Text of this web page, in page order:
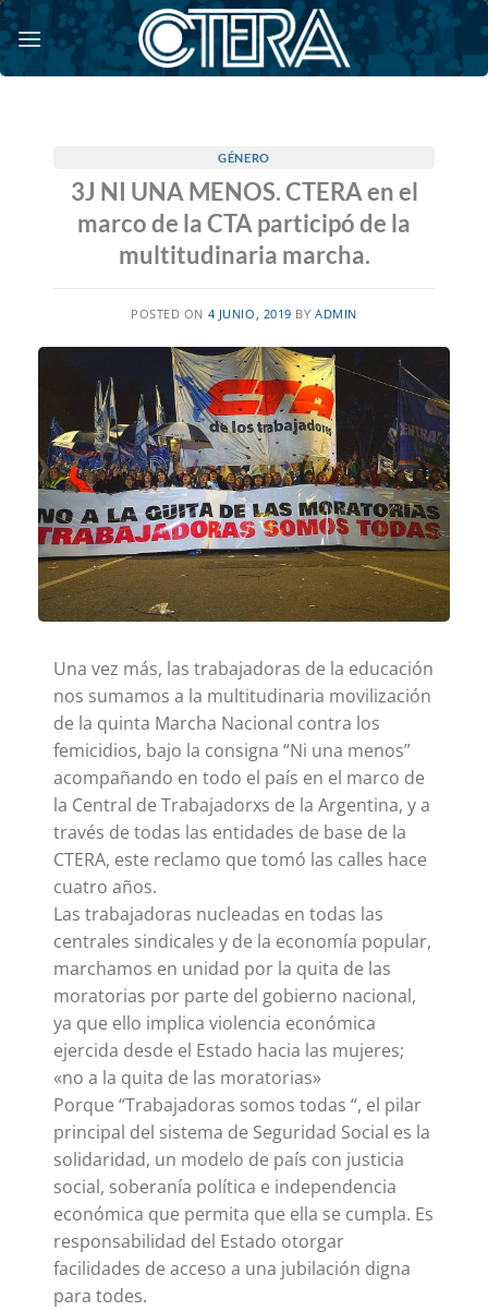
Saltar
al
contenido
GÉNERO
3J NI UNA MENOS. CTERA en el
marco de la CTA participó de la
multitudinaria marcha.
POSTED ON 4 JUNIO, 2019 BYADMIN
Una vez más, las trabajadoras de la educación
nos sumamos a la multitudinaria movilización
de la quinta Marcha Nacional contra los
femicidios, bajo la consigna “Ni una menos”
acompañando en todo el país en el marco de
la Central de Trabajadorxs de la Argentina, y a
través de todas las entidades de base de la
CTERA, este reclamo que tomó las calles hace
cuatro años.
Las trabajadoras nucleadas en todas las
centrales sindicales y de la economía popular,
marchamos en unidad por la quita de las
moratorias por parte del gobierno nacional,
ya que ello implica violencia económica
ejercida desde el Estado hacia las mujeres;
«no a la quita de las moratorias»
Porque “Trabajadoras somos todas “, el pilar
principal del sistema de Seguridad Social es la
solidaridad, un modelo de país con justicia
social, soberanía política e independencia
económica que permita que ella se cumpla. Es
responsabilidad del Estado otorgar
facilidades de acceso a una jubilación digna
para todes.